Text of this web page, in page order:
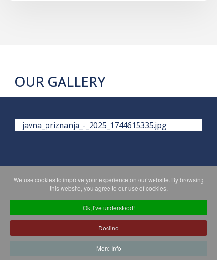
OUR GALLERY
PRIVACY POLICY MAPA WEBA
Copyright © 2026 Koprivničko - križevačka županija. All Rights
Reserved.
We use cookies to improve your experience on our website. By browsing
this website, you agree to our use of cookies.
Ok, I've understood!
Decline
More Info